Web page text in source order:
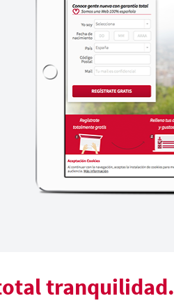
tranquilidad.